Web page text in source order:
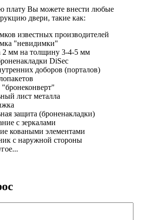
плату Вы можете внести любые
двери, такие как:
известных производителей
"невидимки"
2 мм на толщину 3-4-5 мм
DiSec
доборов (порталов)
"бронеконверт"
лист металла
защита (броненакладки)
с зеркалами
коваными элементами
с наружной стороны